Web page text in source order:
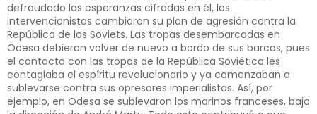
defraudado las esperanzas cifradas en él, los
intervencionistas cambiaron su plan de agresión contra la
República de los Soviets. Las tropas desembarcadas en
Odesa debieron volver de nuevo a bordo de sus barcos, pues
el contacto con las tropas de la República Soviética les
contagiaba el espíritu revolucionario y ya comenzaban a
sublevarse contra sus opresores imperialistas. Así, por
ejemplo, en Odesa se sublevaron los marinos franceses, bajo